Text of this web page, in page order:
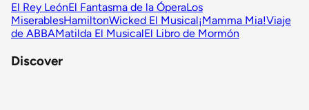
El Rey LeónEl Fantasma de la ÓperaLos
MiserablesHamiltonWicked El Musical¡Mamma Mia!Viaje
de ABBAMatilda El MusicalEl Libro de Mormón
Discover